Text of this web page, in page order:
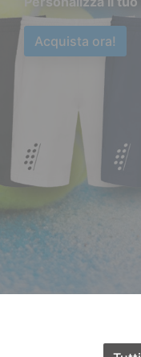
Acquista ora!